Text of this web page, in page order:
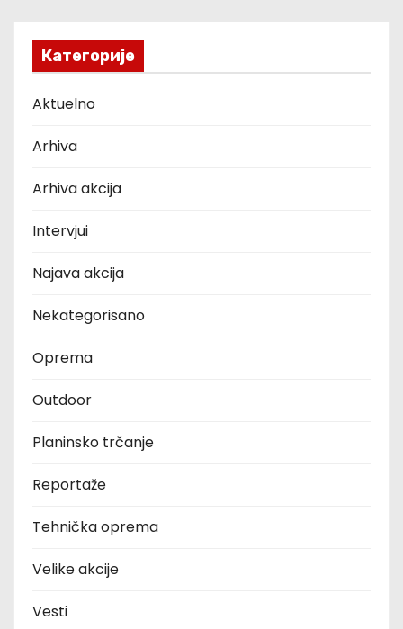
Категорије
Aktuelno
Arhiva
Arhiva akcija
Intervjui
Najava akcija
Nekategorisano
Oprema
Outdoor
Planinsko trčanje
Reportaže
Tehnička oprema
Velike akcije
Vesti